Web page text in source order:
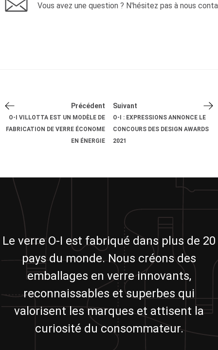
Vous avez une question ? N'hésitez pas à nous
Précédent
O-I VILLOTTA EST UN MODÈLE DE
FABRICATION DE VERRE ÉCONOME
EN ÉNERGIE
Suivant
O-I : EXPRESSIONS ANNONCE LE
CONCOURS DES DESIGN AWARDS
2021
Le verre O-I est fabriqué dans plus de 20
pays du monde. Nous créons des
emballages en verre innovants,
reconnaissables et superbes qui
valorisent les marques et attisent la
curiosité du consommateur.